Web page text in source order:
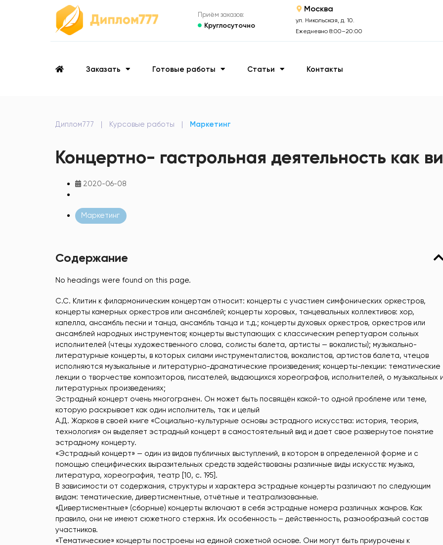
Приём заказов:
Круглосуточно
Москва
ул. Никольская, д. 10.
Ежедневно 8:00–20:00
Заказать Готовые работы Статьи Контакты
Диплом777 | Курсовые работы | Маркетинг
Концертно- гастрольная деятельность как
2020-06-08
Маркетинг
Содержание
No headings were found on this page.
С.С. Клитин к филармоническим концертам относит: концерты с участием симфонических оркестров,
концерты камерных оркестров или ансамблей; концерты хоровых, танцевальных коллективов: хор,
капелла, ансамбль песни и танца, ансамбль танца и т.д.; концерты духовых оркестров, оркестров или
ансамблей народных инструментов; концерты выступающих с классическим репертуаром сольных
исполнителей (чтецы художественного слова, солисты балета, артисты — вокалисты); музыкально-
литературные концерты, в которых силами инструменталистов, вокалистов, артистов балета, чтецов
исполняются музыкальные и литературно-драматические произведения; концерты-лекции: тематические
лекции о творчестве композиторов, писателей, выдающихся хореографов, исполнителей, о музыкальных
литературных произведениях;
Эстрадный концерт очень многогранен. Он может быть посвящён какой-то одной проблеме или теме,
которую раскрывает как один исполнитель, так и целый
А.Д. Жарков в своей книге «Социально-культурные основы эстрадного искусства: история, теория,
технология» он выделяет эстрадный концерт в самостоятельный вид и дает свое развернутое понятие
эстрадному концерту.
«Эстрадный концерт» — один из видов публичных выступлений, в котором в определенной форме и с
помощью специфических выразительных средств задействованы различные виды искусств: музыка,
литература, хореография, театр [10, c. 195].
В зависимости от содержания, структуры и характера эстрадные концерты различают по следующим
видам: тематические, дивертисментные, отчётные и театрализованные.
«Дивертисментные» (сборные) концерты включают в себя эстрадные номера различных жанров. Как
правило, они не имеют сюжетного стержня. Их особенность – действенность, разнообразный состав
участников.
«Тематические» концерты построены на единой сюжетной основе. Они могут быть приурочены к